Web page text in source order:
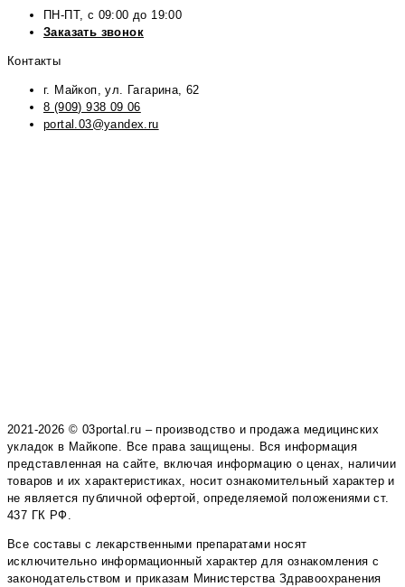
ПН-ПТ, с 09:00 до 19:00
Заказать звонок
Контакты
г. Майкоп, ул. Гагарина, 62
8 (909) 938 09 06
portal.03@yandex.ru
2021-2026 © 03portal.ru – производство и продажа медицинских
укладок в Майкопе. Все права защищены. Вся информация
представленная на сайте, включая информацию о ценах, наличии
товаров и их характеристиках, носит ознакомительный характер и
не является публичной офертой, определяемой положениями ст.
437 ГК РФ.
Все составы с лекарственными препаратами носят
исключительно информационный характер для ознакомления с
законодательством и приказам Министерства Здравоохранения